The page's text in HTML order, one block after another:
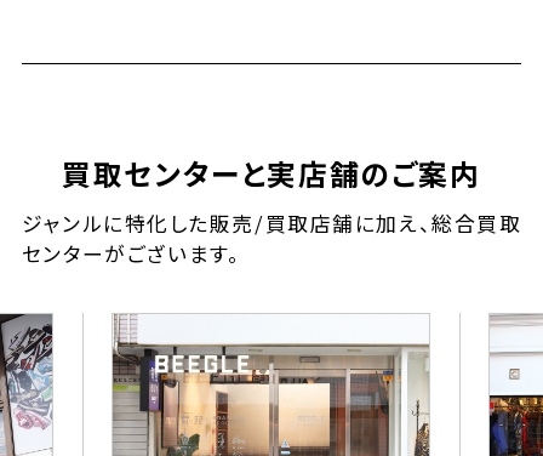
買取センターと実店舗のご案内
ジャンルに特化した販売/買取店舗に加え、総合買取
センターがございます。